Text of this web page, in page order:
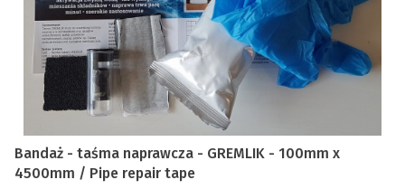
Bandaż - taśma naprawcza - GREMLIK - 100mm x
4500mm / Pipe repair tape